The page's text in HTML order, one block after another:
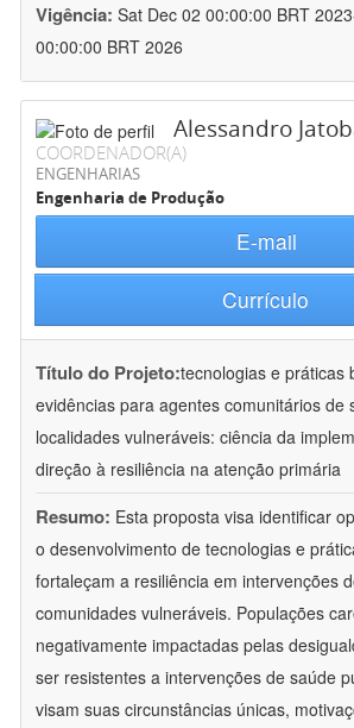
Vigência: Sat Dec 02 00:00:00 BRT
00:00:00 BRT 2026
Alessandro
COORDENADOR(A)
ENGENHARIAS
Engenharia de Produção
E-mail
Currículo
Título do Projeto:tecnologias e práticas
evidências para agentes comunitários de
localidades vulneráveis: ciência da
direção à resiliência na atenção primária
Resumo: Esta proposta visa identificar
o desenvolvimento de tecnologias e
fortaleçam a resiliência em intervenções
comunidades vulneráveis. Populações
negativamente impactadas pelas
ser resistentes a intervenções de saúde
visam suas circunstâncias únicas,